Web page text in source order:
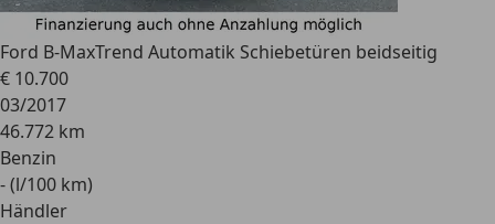
Ford B-MaxTrend Automatik Schiebetüren beidseitig
€ 10.700
03/2017
46.772 km
Benzin
- (l/100 km)
Händler